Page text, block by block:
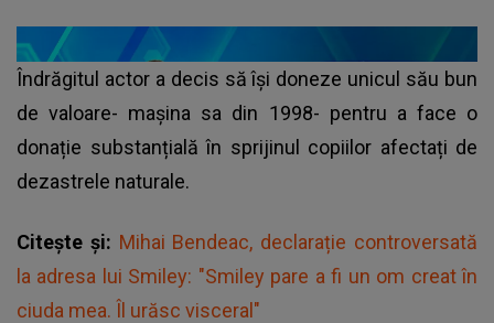
Îndrăgitul actor a decis să își doneze unicul său bun
de valoare- mașina sa din 1998- pentru a face o
donație substanțială în sprijinul copiilor afectați de
dezastrele naturale.
Citește și: Mihai Bendeac, declarație controversată
la adresa lui Smiley: "Smiley pare a fi un om creat în
ciuda mea. Îl urăsc visceral"